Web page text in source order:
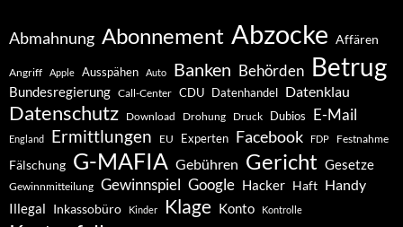
Abmahnung Abonnement Abzocke Affären
Angriff Apple Ausspähen Auto Banken Behörden Betrug
Bundesregierung Call-Center CDU Datenhandel Datenklau
Datenschutz Download Drohung Druck Dubios E-Mail
England Ermittlungen EU Experten Facebook FDP Festnahme
Fälschung G-MAFIA Gebühren Gericht Gesetze
Gewinnmitteilung Gewinnspiel Google Hacker Haft Handy
Illegal Inkassobüro Kinder Klage Konto Kontrolle